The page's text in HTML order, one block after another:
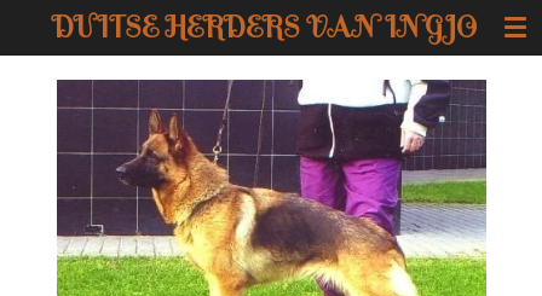
direct
DUITSE HERDERS VAN INGJO